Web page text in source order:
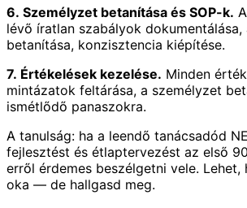
6. Személyzet betanítása és SOP-k.
lévő íratlan szabályok dokumentálása,
betanítása, konzisztencia kiépítése.
7. Értékelések kezelése. Minden
mintázatok feltárása, a személyzet
ismétlődő panaszokra.
A tanulság: ha a leendő tanácsadód
fejlesztést és étlaptervezést az első
erről érdemes beszélgetni vele. Lehet,
oka — de hallgasd meg.